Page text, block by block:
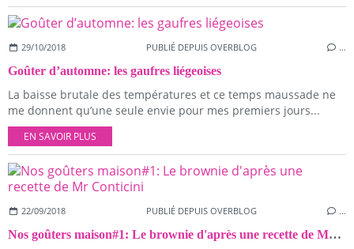
29/10/2018 PUBLIÉ DEPUIS OVERBLOG …
Goûter d’automne: les gaufres liégeoises
La baisse brutale des températures et ce temps maussade ne
me donnent qu’une seule envie pour mes premiers jours...
EN SAVOIR PLUS
22/09/2018 PUBLIÉ DEPUIS OVERBLOG …
Nos goûters maison#1: Le brownie d'après une recette de Mr Conticini